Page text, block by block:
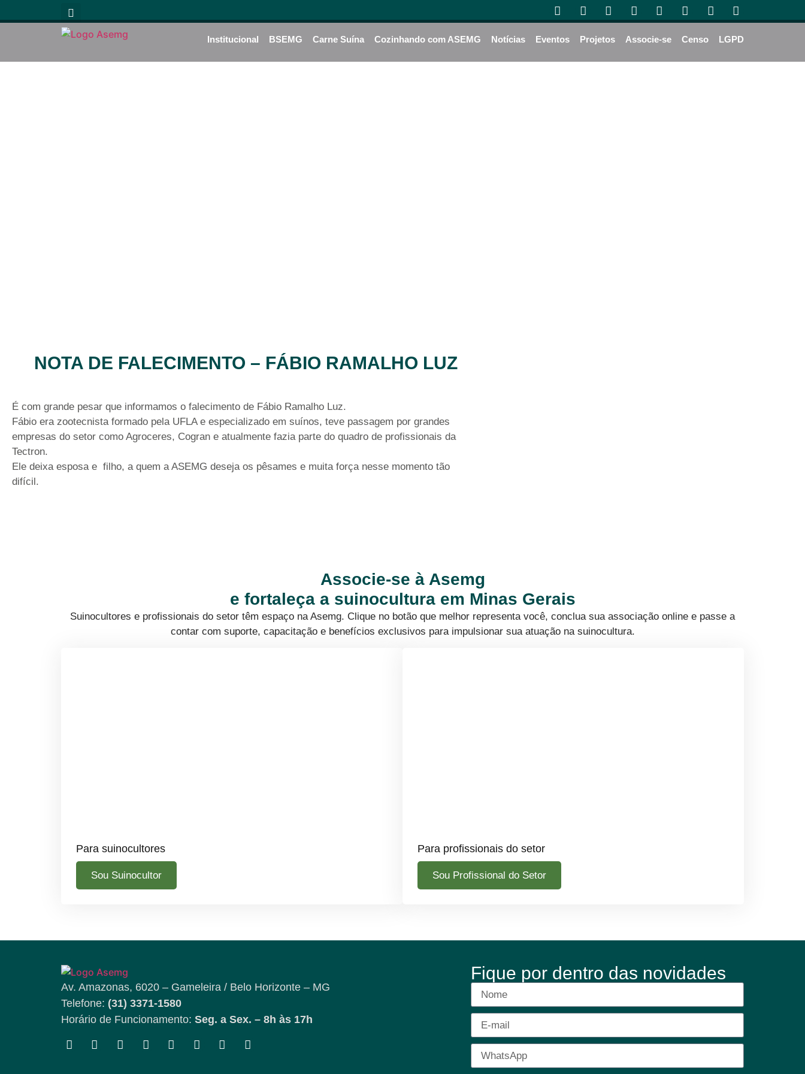
Institucional BSEMG Carne Suína Cozinhando com ASEMG Notícias Eventos Projetos Associe-se Censo LGPD
NOTA DE FALECIMENTO – FÁBIO RAMALHO LUZ
É com grande pesar que informamos o falecimento de Fábio Ramalho Luz.
Fábio era zootecnista formado pela UFLA e especializado em suínos, teve passagem por grandes
empresas do setor como Agroceres, Cogran e atualmente fazia parte do quadro de profissionais da
Tectron.
Ele deixa esposa e filho, a quem a ASEMG deseja os pêsames e muita força nesse momento tão
difícil.
Associe-se à Asemg
e fortaleça a suinocultura em Minas Gerais
Suinocultores e profissionais do setor têm espaço na Asemg. Clique no botão que melhor representa você, conclua sua associação online e passe a
contar com suporte, capacitação e benefícios exclusivos para impulsionar sua atuação na suinocultura.
Para suinocultores
Sou Suinocultor
Para profissionais do setor
Sou Profissional do Setor
Av. Amazonas, 6020 – Gameleira / Belo Horizonte – MG
Telefone: (31) 3371-1580
Horário de Funcionamento: Seg. a Sex. – 8h às 17h
Fique por dentro das novidades